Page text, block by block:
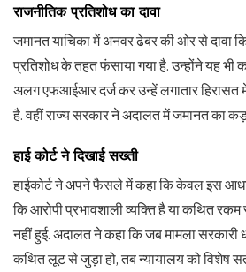
राजनीतिक प्रतिशोध का दावा
जमानत याचिका में अनवर ढेबर की ओर से दावा
प्रतिशोध के तहत फंसाया गया है. उन्होंने यह भी
अलग एफआईआर दर्ज कर उन्हें लगातार हिरासत
है. वहीं राज्य सरकार ने अदालत में जमानत का
हाई कोर्ट ने दिखाई सख्‍ती
हाईकोर्ट ने अपने फैसले में कहा कि केवल इस
कि आरोपी प्रभावशाली व्यक्ति है या कथित
नहीं हुई. अदालत ने कहा कि जब मामला
कथित लूट से जुड़ा हो, तब न्यायालय को विशेष